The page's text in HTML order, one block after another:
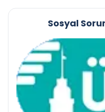
Sosyal